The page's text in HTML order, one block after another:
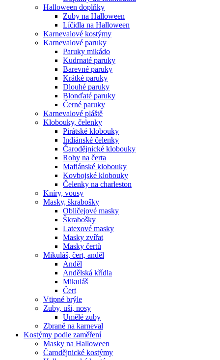
Halloween doplňky
Zuby na Halloween
Líčidla na Halloween
Karnevalové kostýmy
Karnevalové paruky
Paruky mikádo
Kudrnaté paruky
Barevné paruky
Krátké paruky
Dlouhé paruky
Blonďaté paruky
Černé paruky
Karnevalové pláště
Klobouky, čelenky
Pirátské klobouky
Indiánské čelenky
Čarodějnické klobouky
Rohy na čerta
Mafiánské klobouky
Kovbojské klobouky
Čelenky na charleston
Kníry, vousy
Masky, škrabošky
Obličejové masky
Škrabošky
Latexové masky
Masky zvířat
Masky čertů
Mikuláš, čert, anděl
Anděl
Andělská křídla
Mikuláš
Čert
Vtipné brýle
Zuby, uši, nosy
Umělé zuby
Zbraně na karneval
Kostýmy podle zaměření
Masky na Halloween
Čarodějnické kostýmy